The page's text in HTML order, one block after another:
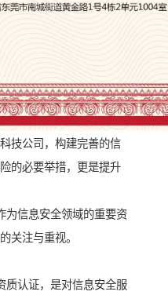
技公司，构建完善的信
的必要举措，更是提升
为信息安全领域的重要资
关注与重视。
质认证，是对信息安全服